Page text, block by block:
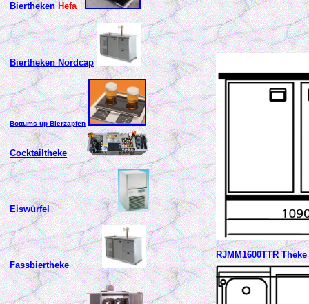
BierthekenHefa
Biertheken Nordcap
Bottums up Bierzapfen
Cocktailtheke
Eiswürfel
Fassbiertheke
RJMM1600TTR